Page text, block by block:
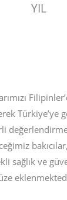
YIL
Türkiye’ye
sağlık ve